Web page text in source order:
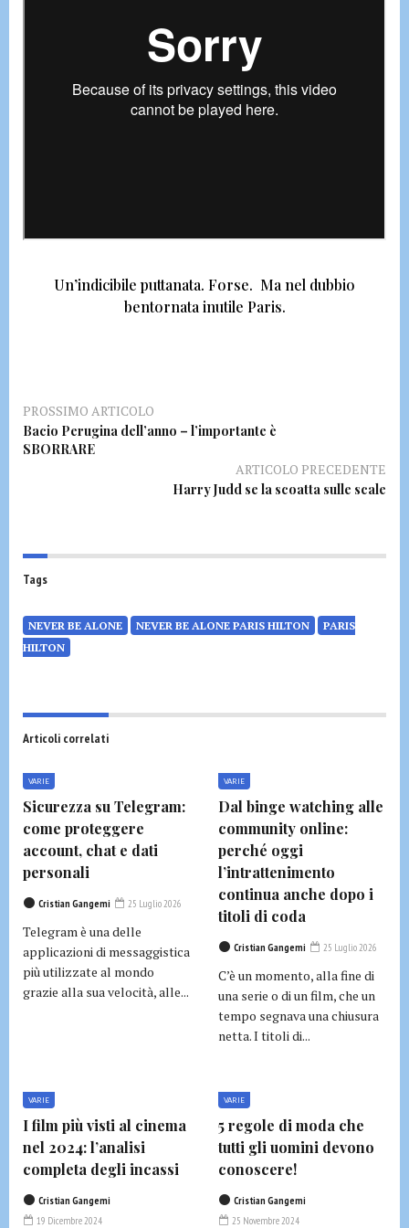
Un’indicibile puttanata. Forse. Ma nel dubbio
bentornata inutile Paris.
PROSSIMO ARTICOLO
Bacio Perugina dell’anno – l’importante è
SBORRARE
ARTICOLO PRECEDENTE
Harry Judd se la scoatta sulle scale
Tags
NEVER BE ALONE NEVER BE ALONE PARIS HILTON
PARIS
HILTON
Articoli correlati
VARIE
Sicurezza su Telegram:
come proteggere
account, chat e dati
personali
Cristian Gangemi 25 Luglio 2026
Telegram è una delle
applicazioni di messaggistica
più utilizzate al mondo
grazie alla sua velocità, alle...
VARIE
Dal binge watching alle
community online:
perché oggi
l’intrattenimento
continua anche dopo i
titoli di coda
Cristian Gangemi 25 Luglio 2026
C’è un momento, alla fine di
una serie o di un film, che un
tempo segnava una chiusura
netta. I titoli di...
VARIE
I film più visti al cinema
nel 2024: l’analisi
completa degli incassi
Cristian Gangemi
19 Dicembre 2024
VARIE
5 regole di moda che
tutti gli uomini devono
conoscere!
Cristian Gangemi
25 Novembre 2024